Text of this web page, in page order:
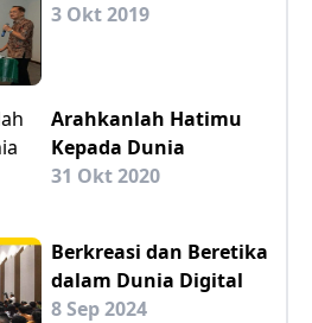
3 Okt 2019
Arahkanlah Hatimu
Kepada Dunia
31 Okt 2020
Berkreasi dan Beretika
dalam Dunia Digital
8 Sep 2024